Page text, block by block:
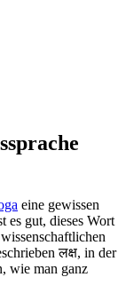
eine gewissen
es gut, dieses Wort
लक्ष, in der
wie man ganz